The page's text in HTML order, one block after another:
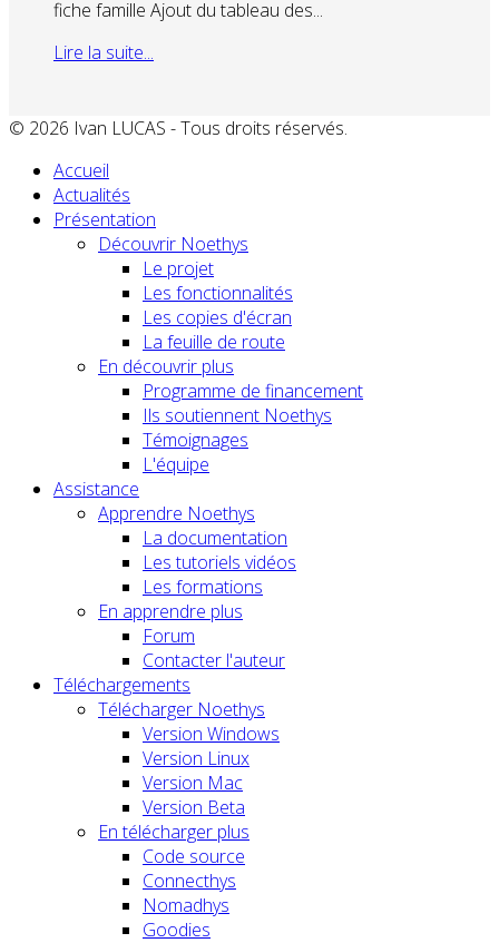
fiche famille Ajout du tableau des...
Lire la suite...
© 2026 Ivan LUCAS - Tous droits réservés.
Accueil
Actualités
Présentation
Découvrir Noethys
Le projet
Les fonctionnalités
Les copies d'écran
La feuille de route
En découvrir plus
Programme de financement
Ils soutiennent Noethys
Témoignages
L'équipe
Assistance
Apprendre Noethys
La documentation
Les tutoriels vidéos
Les formations
En apprendre plus
Forum
Contacter l'auteur
Téléchargements
Télécharger Noethys
Version Windows
Version Linux
Version Mac
Version Beta
En télécharger plus
Code source
Connecthys
Nomadhys
Goodies